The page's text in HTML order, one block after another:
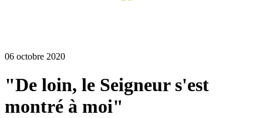
06 octobre 2020
"De loin, le Seigneur s'est
montré à moi"